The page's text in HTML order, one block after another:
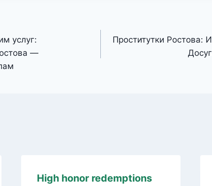
услуг:
—
Проститутки Ростова:
High honor redemptions